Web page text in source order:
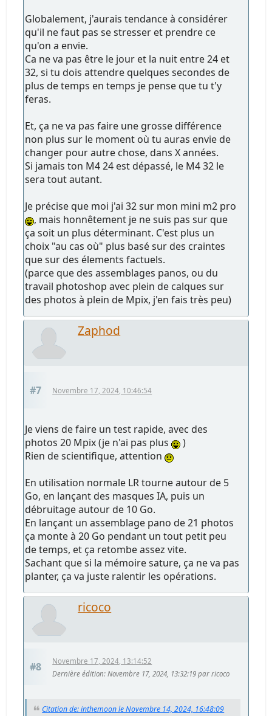
Globalement, j'aurais tendance à considérer
qu'il ne faut pas se stresser et prendre ce
qu'on a envie.
Ca ne va pas être le jour et la nuit entre 24 et
32, si tu dois attendre quelques secondes de
plus de temps en temps je pense que tu t'y
feras.
Et, ça ne va pas faire une grosse différence
non plus sur le moment où tu auras envie de
changer pour autre chose, dans X années.
Si jamais ton M4 24 est dépassé, le M4 32 le
sera tout autant.
Je précise que moi j'ai 32 sur mon mini m2 pro
, mais honnêtement je ne suis pas sur que
ça soit un plus déterminant. C'est plus un
choix "au cas où" plus basé sur des craintes
que sur des élements factuels.
(parce que des assemblages panos, ou du
travail photoshop avec plein de calques sur
des photos à plein de Mpix, j'en fais très peu)
Zaphod
#7 Novembre 17, 2024, 10:46:54
Je viens de faire un test rapide, avec des
photos 20 Mpix (je n'ai pas plus
)
Rien de scientifique, attention
En utilisation normale LR tourne autour de 5
Go, en lançant des masques IA, puis un
débruitage autour de 10 Go.
En lançant un assemblage pano de 21 photos
ça monte à 20 Go pendant un tout petit peu
de temps, et ça retombe assez vite.
Sachant que si la mémoire sature, ça ne va pas
planter, ça va juste ralentir les opérations.
ricoco
#8
Novembre 17, 2024, 13:14:52
Dernière édition: Novembre 17, 2024, 13:32:19 par ricoco
Citation de: inthemoon le Novembre 14, 2024, 16:48:09